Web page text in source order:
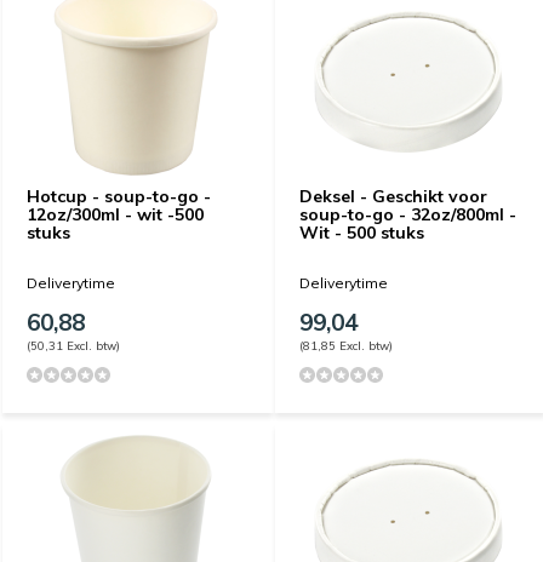
Hotcup - soup-to-go -
12oz/300ml - wit -500
stuks
Deliverytime
60,88
(50,31 Excl. btw)
Deksel - Geschikt voor
soup-to-go - 32oz/800ml -
Wit - 500 stuks
Deliverytime
99,04
(81,85 Excl. btw)